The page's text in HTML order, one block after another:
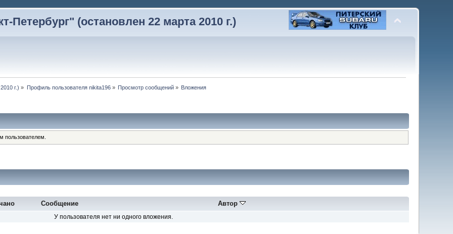
(остановлен 22 марта 2010 г.)
г.) » Профиль пользователя nikita196» Просмотр сообщений » Вложения
пользователем.
Сообщение Автор
У пользователя нет ни одного вложения.